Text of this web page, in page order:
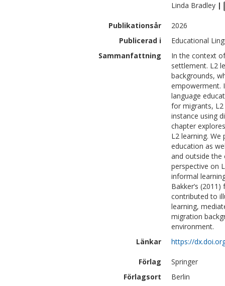
Linda Bradley |
Publikationsår
2026
Publicerad i
Educational
Sammanfattning
In the context
settlement. L2
backgrounds,
empowerment.
language
for migrants,
instance using
chapter
L2 learning.
education as
and outside the
perspective on
informal
Bakker’s
contributed to
learning,
migration
environment.
Länkar
https://
Förlag
Springer
Förlagsort
Berlin